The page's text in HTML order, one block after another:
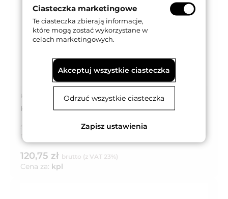
Kod produktu: 032403
KLAMKO-GAŁKA 72WB 45x170 mm, PPOŻ., SZARA
Trim
Dostępność:
120,75 zł brutto (z VAT 23%)
Cena za: kpl
Ciasteczka marketingowe
Te ciasteczka zbierają informacje,
które mogą zostać wykorzystane w
celach marketingowych.
Akceptuj wszystkie ciasteczka
Odrzuć wszystkie ciasteczka
Zapisz ustawienia